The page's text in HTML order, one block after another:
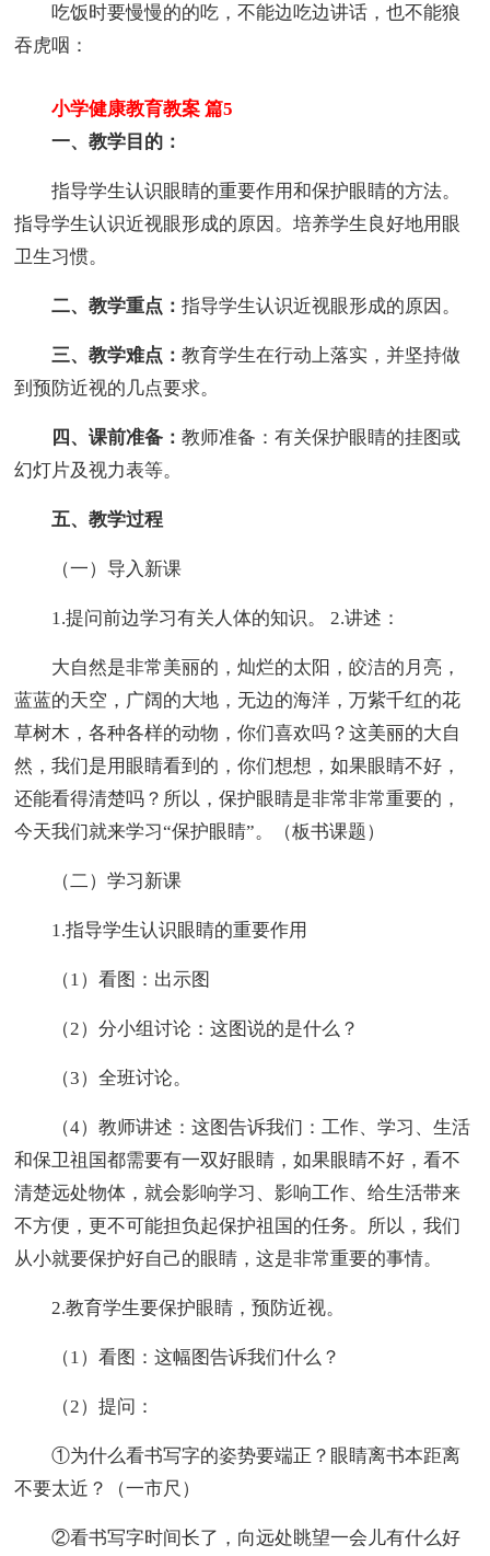
吃饭时要慢慢的的吃，不能边吃边讲话，也不能狼
吞虎咽：
小学健康教育教案 篇5
一、教学目的：
指导学生认识眼睛的重要作用和保护眼睛的方法。
指导学生认识近视眼形成的原因。培养学生良好地用眼
卫生习惯。
二、教学重点：指导学生认识近视眼形成的原因。
三、教学难点：教育学生在行动上落实，并坚持做
到预防近视的几点要求。
四、课前准备：教师准备：有关保护眼睛的挂图或
幻灯片及视力表等。
五、教学过程
（一）导入新课
1.提问前边学习有关人体的知识。 2.讲述：
大自然是非常美丽的，灿烂的太阳，皎洁的月亮，
蓝蓝的天空，广阔的大地，无边的海洋，万紫千红的花
草树木，各种各样的动物，你们喜欢吗？这美丽的大自
然，我们是用眼睛看到的，你们想想，如果眼睛不好，
还能看得清楚吗？所以，保护眼睛是非常非常重要的，
今天我们就来学习“保护眼睛”。（板书课题）
（二）学习新课
1.指导学生认识眼睛的重要作用
（1）看图：出示图
（2）分小组讨论：这图说的是什么？
（3）全班讨论。
（4）教师讲述：这图告诉我们：工作、学习、生活
和保卫祖国都需要有一双好眼睛，如果眼睛不好，看不
清楚远处物体，就会影响学习、影响工作、给生活带来
不方便，更不可能担负起保护祖国的任务。所以，我们
从小就要保护好自己的眼睛，这是非常重要的事情。
2.教育学生要保护眼睛，预防近视。
（1）看图：这幅图告诉我们什么？
（2）提问：
①为什么看书写字的姿势要端正？眼睛离书本距离
不要太近？（一市尺）
②看书写字时间长了，向远处眺望一会儿有什么好